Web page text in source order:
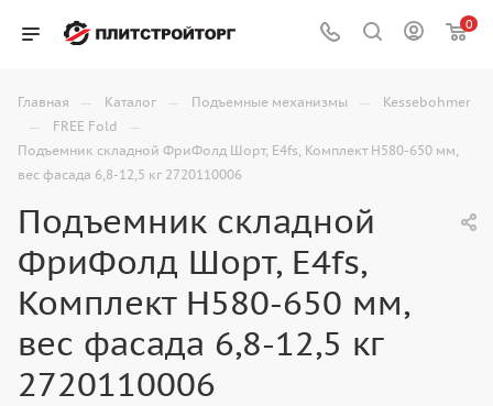
0
Главная — Каталог — Подъемные механизмы — Kessebohmer
— FREE Fold —
Подъемник складной ФриФолд Шорт, E4fs, Комплект Н580-650 мм,
вес фасада 6,8-12,5 кг 2720110006
Подъемник складной
ФриФолд Шорт, E4fs,
Комплект Н580-650 мм,
вес фасада 6,8-12,5 кг
2720110006